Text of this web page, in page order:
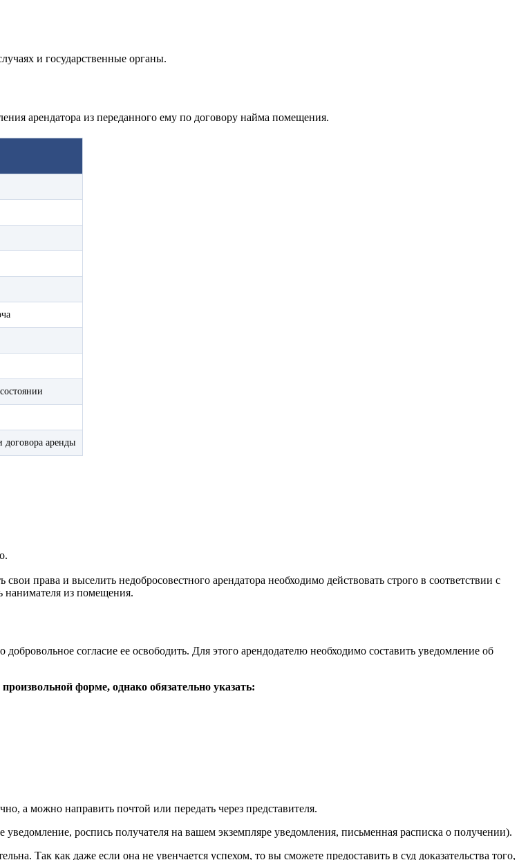
и государственные органы.
арендатора из переданного ему по договору найма помещения.
договора аренды
права и выселить недобросовестного арендатора необходимо действовать строго в соответствии с
нанимателя из помещения.
согласие ее освободить. Для этого арендодателю необходимо составить уведомление об
форме, однако обязательно указать:
а можно направить почтой или передать через представителя.
роспись получателя на вашем экземпляре уведомления, письменная расписка о получении).
Так как даже если она не увенчается успехом, то вы сможете предоставить в суд доказательства того,